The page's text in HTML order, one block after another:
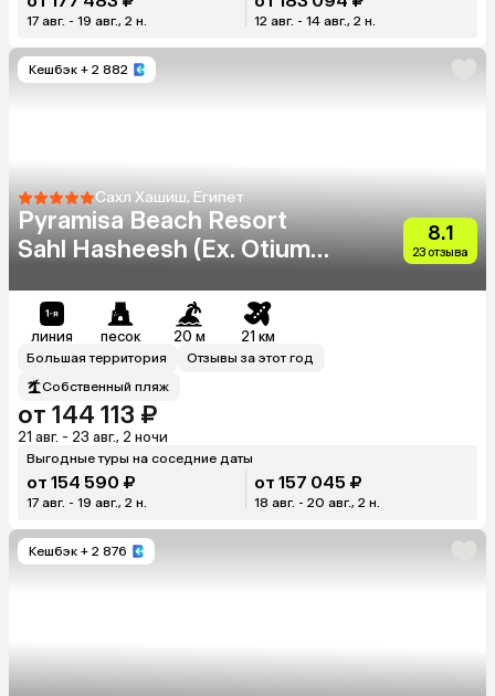
17 авг. - 19 авг., 2 н. 12 авг. - 14 авг., 2 н.
Кешбэк + 2 882
Сахл Хашиш, Египет
Pyramisa Beach Resort
Sahl Hasheesh (Ex. Otium
8.1
23 отзыва
линия песок 20 м 21 км
Большая территория
Отзывы за этот год
Собственный пляж
от 144 113 ₽
21 авг. - 23 авг., 2 ночи
Выгодные туры на соседние даты
от 154 590 ₽
17 авг. - 19 авг., 2 н.
от 157 045 ₽
18 авг. - 20 авг., 2 н.
Кешбэк + 2 876